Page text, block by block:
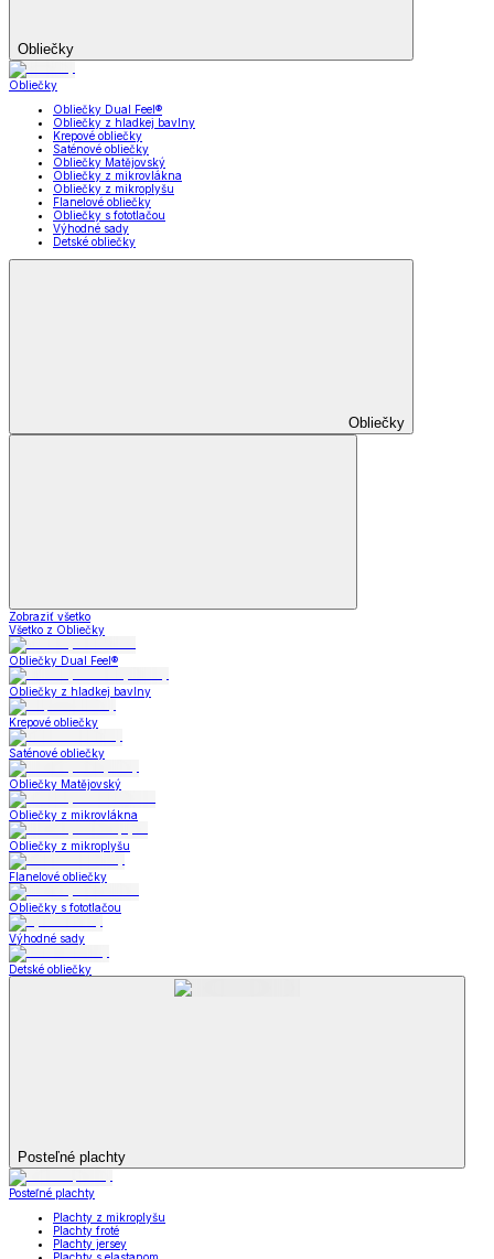
Obliečky
Obliečky
Obliečky Dual Feel®
Obliečky z hladkej bavlny
Krepové obliečky
Saténové obliečky
Obliečky Matějovský
Obliečky z mikrovlákna
Obliečky z mikroplyšu
Flanelové obliečky
Obliečky s fototlačou
Výhodné sady
Detské obliečky
Obliečky
Zobraziť všetko
Všetko z Obliečky
Obliečky Dual Feel®
Obliečky z hladkej bavlny
Krepové obliečky
Saténové obliečky
Obliečky Matějovský
Obliečky z mikrovlákna
Obliečky z mikroplyšu
Flanelové obliečky
Obliečky s fototlačou
Výhodné sady
Detské obliečky
Posteľné plachty
Posteľné plachty
Plachty z mikroplyšu
Plachty froté
Plachty jersey